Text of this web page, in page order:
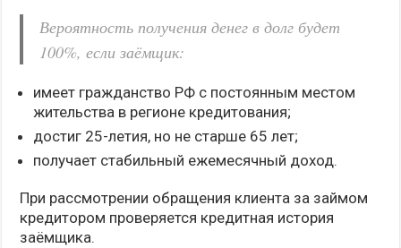
Вероятность получения денег в долг будет
100%, если заёмщик:
имеет гражданство РФ с постоянным местом
жительства в регионе кредитования;
достиг 25-летия, но не старше 65 лет;
получает стабильный ежемесячный доход.
При рассмотрении обращения клиента за займом
кредитором проверяется кредитная история
заёмщика.